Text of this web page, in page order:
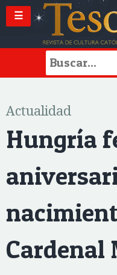
☰
Actualidad
Hungría
Cardenal